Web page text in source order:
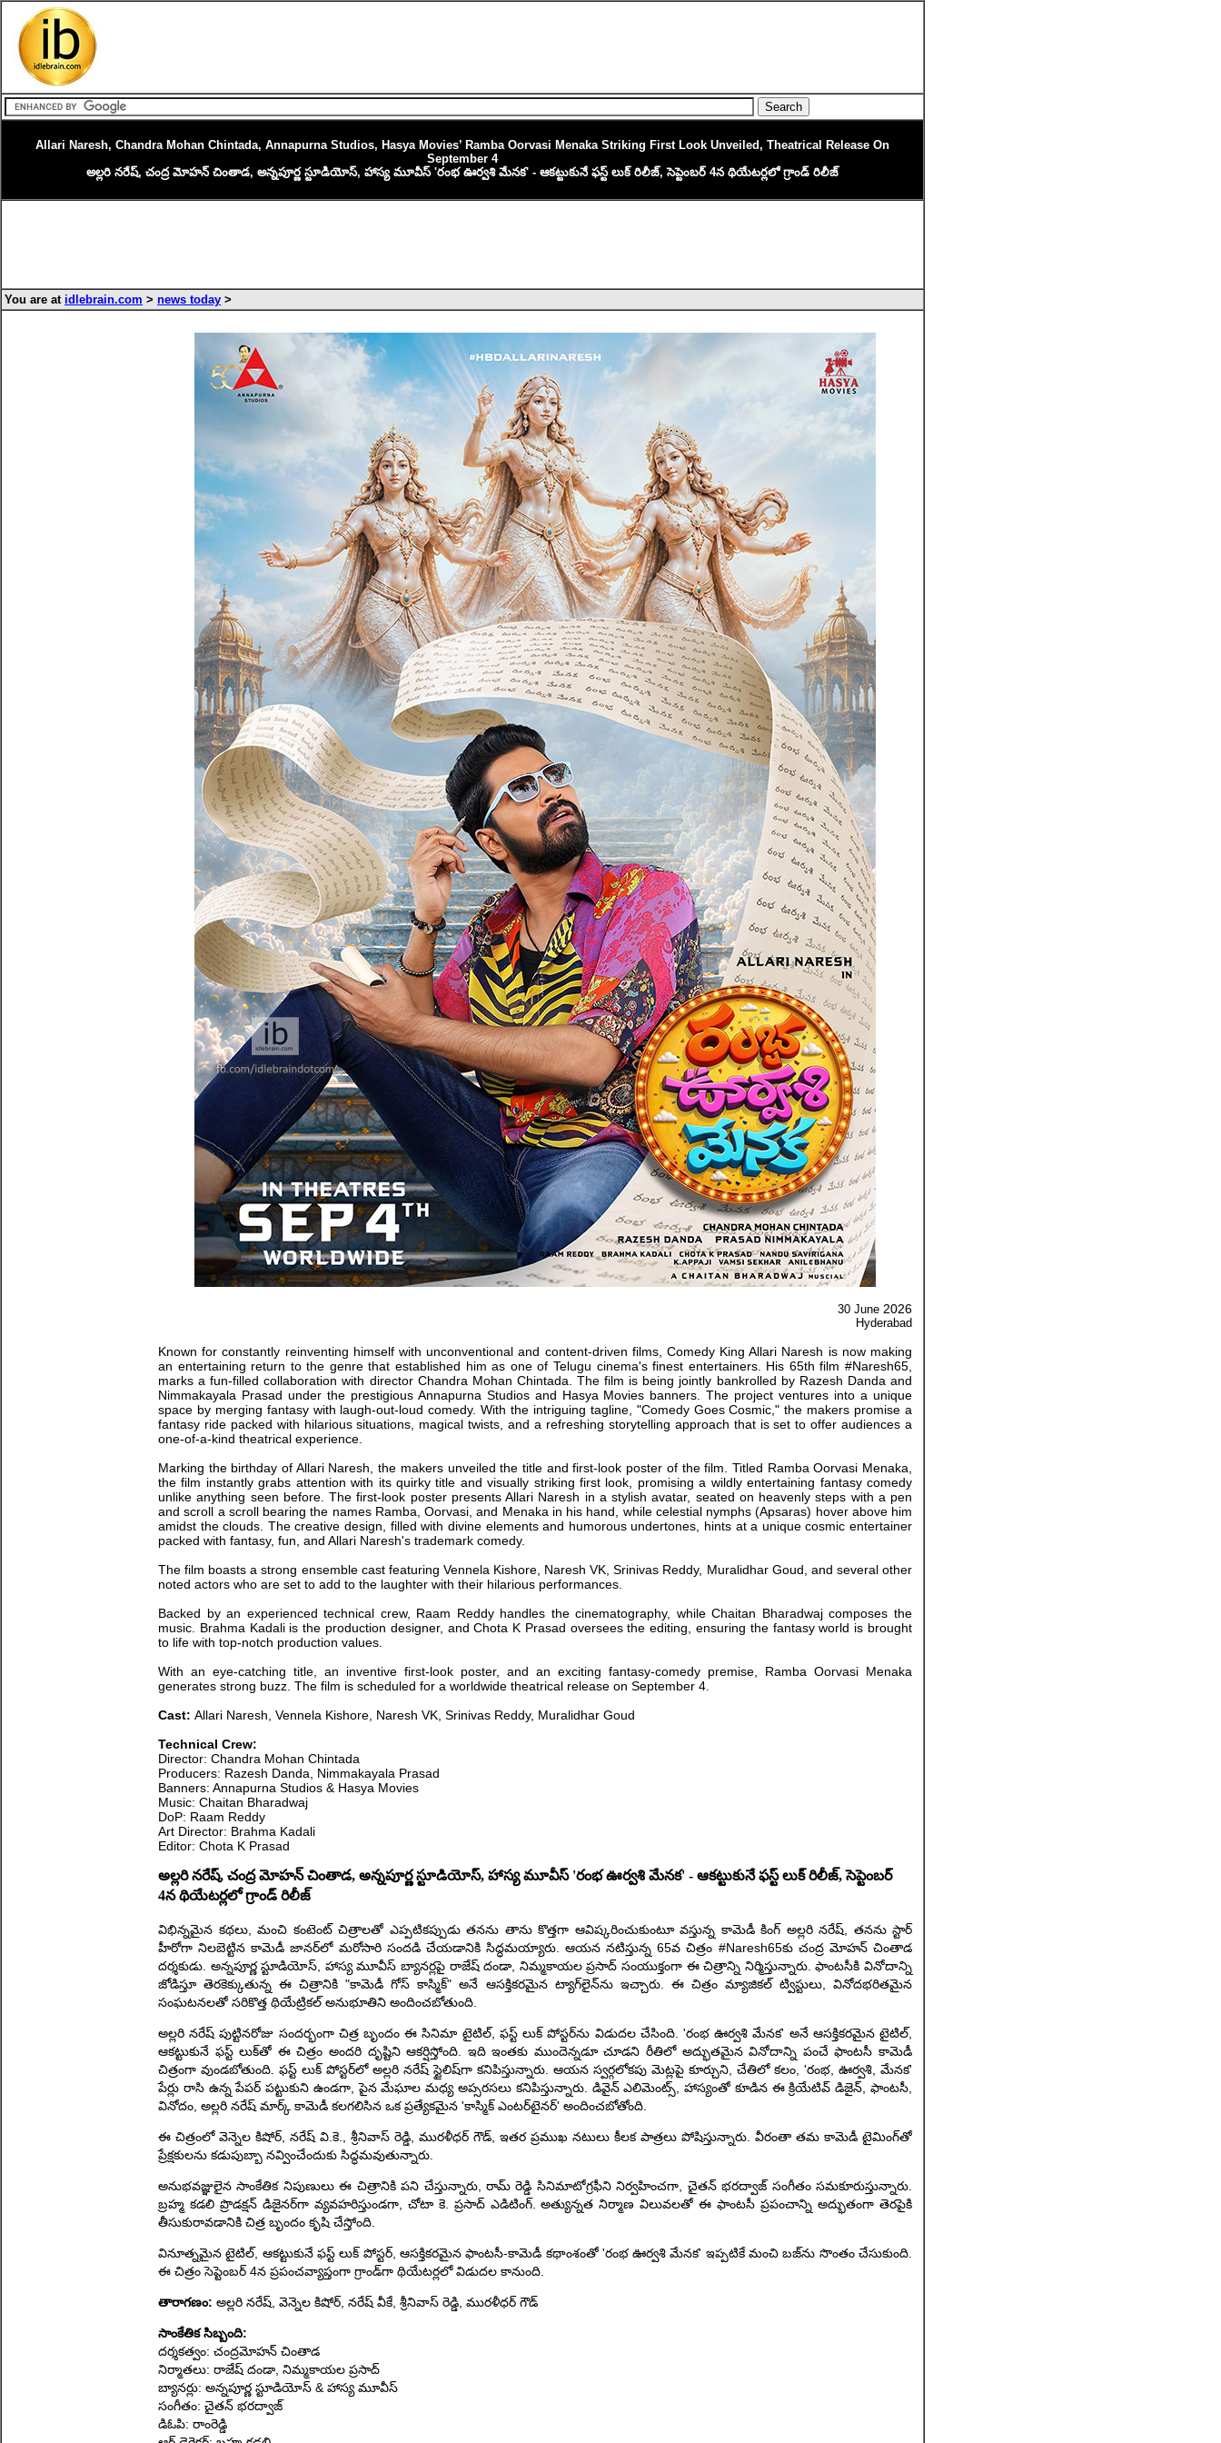
Allari Naresh, Chandra Mohan Chintada, Annapurna Studios, Hasya Movies’ Ramba Oorvasi Menaka Striking First Look Unveiled, Theatrical Release On
September 4
అల్లరి నరేష్, చంద్ర మోహన్ చింతాడ, అన్నపూర్ణ స్టూడియోస్, హాస్య మూవీస్ 'రంభ ఊర్వశి మేనక' - ఆకట్టుకునే ఫస్ట్ లుక్ రిలీజ్, సెప్టెంబర్ 4న థియేటర్లలో గ్రాండ్ రిలీజ్
You are at idlebrain.com > news today >
30 June 2026
Hyderabad
Known for constantly reinventing himself with unconventional and content-driven films, Comedy King Allari Naresh is now making
an entertaining return to the genre that established him as one of Telugu cinema's finest entertainers. His 65th film #Naresh65,
marks a fun-filled collaboration with director Chandra Mohan Chintada. The film is being jointly bankrolled by Razesh Danda and
Nimmakayala Prasad under the prestigious Annapurna Studios and Hasya Movies banners. The project ventures into a unique
space by merging fantasy with laugh-out-loud comedy. With the intriguing tagline, "Comedy Goes Cosmic," the makers promise a
fantasy ride packed with hilarious situations, magical twists, and a refreshing storytelling approach that is set to offer audiences a
one-of-a-kind theatrical experience.
Marking the birthday of Allari Naresh, the makers unveiled the title and first-look poster of the film. Titled Ramba Oorvasi Menaka,
the film instantly grabs attention with its quirky title and visually striking first look, promising a wildly entertaining fantasy comedy
unlike anything seen before. The first-look poster presents Allari Naresh in a stylish avatar, seated on heavenly steps with a pen
and scroll a scroll bearing the names Ramba, Oorvasi, and Menaka in his hand, while celestial nymphs (Apsaras) hover above him
amidst the clouds. The creative design, filled with divine elements and humorous undertones, hints at a unique cosmic entertainer
packed with fantasy, fun, and Allari Naresh's trademark comedy.
The film boasts a strong ensemble cast featuring Vennela Kishore, Naresh VK, Srinivas Reddy, Muralidhar Goud, and several other
noted actors who are set to add to the laughter with their hilarious performances.
Backed by an experienced technical crew, Raam Reddy handles the cinematography, while Chaitan Bharadwaj composes the
music. Brahma Kadali is the production designer, and Chota K Prasad oversees the editing, ensuring the fantasy world is brought
to life with top-notch production values.
With an eye-catching title, an inventive first-look poster, and an exciting fantasy-comedy premise, Ramba Oorvasi Menaka
generates strong buzz. The film is scheduled for a worldwide theatrical release on September 4.
Cast: Allari Naresh, Vennela Kishore, Naresh VK, Srinivas Reddy, Muralidhar Goud
Technical Crew:
Director: Chandra Mohan Chintada
Producers: Razesh Danda, Nimmakayala Prasad
Banners: Annapurna Studios & Hasya Movies
Music: Chaitan Bharadwaj
DoP: Raam Reddy
Art Director: Brahma Kadali
Editor: Chota K Prasad
అల్లరి నరేష్, చంద్ర మోహన్ చింతాడ, అన్నపూర్ణ స్టూడియోస్, హాస్య మూవీస్ 'రంభ ఊర్వశి మేనక' - ఆకట్టుకునే ఫస్ట్ లుక్ రిలీజ్, సెప్టెంబర్
4న థియేటర్లలో గ్రాండ్ రిలీజ్
విభిన్నమైన కథలు, మంచి కంటెంట్ చిత్రాలతో ఎప్పటికప్పుడు తనను తాను కొత్తగా ఆవిష్కరించుకుంటూ వస్తున్న కామెడీ కింగ్ అల్లరి నరేష్, తనను స్టార్
హీరోగా నిలబెట్టిన కామెడీ జానర్‌లో మరోసారి సందడి చేయడానికి సిద్ధమయ్యారు. ఆయన నటిస్తున్న 65వ చిత్రం #Naresh65కు చంద్ర మోహన్ చింతాడ
దర్శకుడు. అన్నపూర్ణ స్టూడియోస్, హాస్య మూవీస్ బ్యానర్లపై రాజేష్ దండా, నిమ్మకాయల ప్రసాద్ సంయుక్తంగా ఈ చిత్రాన్ని నిర్మిస్తున్నారు. ఫాంటసీకి వినోదాన్ని
జోడిస్తూ తెరకెక్కుతున్న ఈ చిత్రానికి "కామెడీ గోస్ కాస్మిక్" అనే ఆసక్తికరమైన ట్యాగ్‌లైన్‌ను ఇచ్చారు. ఈ చిత్రం మ్యాజికల్ ట్విస్టులు, వినోదభరితమైన
సంఘటనలతో సరికొత్త థియేట్రికల్ అనుభూతిని అందించబోతుంది.
అల్లరి నరేష్ పుట్టినరోజు సందర్భంగా చిత్ర బృందం ఈ సినిమా టైటిల్, ఫస్ట్ లుక్ పోస్టర్‌ను విడుదల చేసింది. 'రంభ ఊర్వశి మేనక' అనే ఆసక్తికరమైన టైటిల్,
ఆకట్టుకునే ఫస్ట్ లుక్‌తో ఈ చిత్రం అందరి దృష్టిని ఆకర్షిస్తోంది. ఇది ఇంతకు ముందెన్నడూ చూడని రీతిలో అద్భుతమైన వినోదాన్ని పంచే ఫాంటసీ కామెడీ
చిత్రంగా వుండబోతుంది. ఫస్ట్ లుక్ పోస్టర్‌లో అల్లరి నరేష్ స్టైలిష్‌గా కనిపిస్తున్నారు. ఆయన స్వర్గలోకపు మెట్లపై కూర్చుని, చేతిలో కలం, 'రంభ, ఊర్వశి, మేనక'
పేర్లు రాసి ఉన్న పేపర్ పట్టుకుని ఉండగా, పైన మేఘాల మధ్య అప్సరసలు కనిపిస్తున్నారు. డివైన్ ఎలిమెంట్స్, హాస్యంతో కూడిన ఈ క్రియేటివ్ డిజైన్, ఫాంటసీ,
వినోదం, అల్లరి నరేష్ మార్క్ కామెడీ కలగలిసిన ఒక ప్రత్యేకమైన 'కాస్మిక్ ఎంటర్‌టైనర్' అందించబోతోంది.
ఈ చిత్రంలో వెన్నెల కిషోర్, నరేష్ వి.కె., శ్రీనివాస్ రెడ్డి, మురళీధర్ గౌడ్, ఇతర ప్రముఖ నటులు కీలక పాత్రలు పోషిస్తున్నారు. వీరంతా తమ కామెడీ టైమింగ్‌తో
ప్రేక్షకులను కడుపుబ్బా నవ్వించేందుకు సిద్ధమవుతున్నారు.
అనుభవజ్ఞులైన సాంకేతిక నిపుణులు ఈ చిత్రానికి పని చేస్తున్నారు, రామ్ రెడ్డి సినిమాటోగ్రఫీని నిర్వహించగా, చైతన్ భరద్వాజ్ సంగీతం సమకూరుస్తున్నారు.
బ్రహ్మ కడలి ప్రొడక్షన్ డిజైనర్‌గా వ్యవహరిస్తుండగా, చోటా కె. ప్రసాద్ ఎడిటింగ్. అత్యున్నత నిర్మాణ విలువలతో ఈ ఫాంటసీ ప్రపంచాన్ని అద్భుతంగా తెరపైకి
తీసుకురావడానికి చిత్ర బృందం కృషి చేస్తోంది.
వినూత్నమైన టైటిల్, ఆకట్టుకునే ఫస్ట్ లుక్ పోస్టర్, ఆసక్తికరమైన ఫాంటసీ-కామెడీ కథాంశంతో 'రంభ ఊర్వశి మేనక' ఇప్పటికే మంచి బజ్‌ను సొంతం చేసుకుంది.
ఈ చిత్రం సెప్టెంబర్ 4న ప్రపంచవ్యాప్తంగా గ్రాండ్‌గా థియేటర్లలో విడుదల కానుంది.
తారాగణం: అల్లరి నరేష్, వెన్నెల కిషోర్, నరేష్ వీకే, శ్రీనివాస్ రెడ్డి, మురళీధర్ గౌడ్
సాంకేతిక సిబ్బంది:
దర్శకత్వం: చంద్రమోహన్ చింతాడ
నిర్మాతలు: రాజేష్ దండా, నిమ్మకాయల ప్రసాద్
బ్యానర్లు: అన్నపూర్ణ స్టూడియోస్ & హాస్య మూవీస్
సంగీతం: చైతన్ భరద్వాజ్
డిఓపి: రాంరెడ్డి